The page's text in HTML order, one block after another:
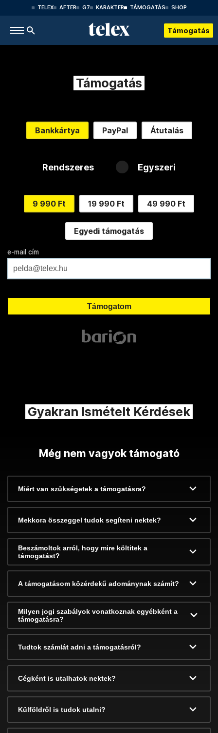
TELEX AFTER G7 KARAKTER TÁMOGATÁS SHOP
Támogatás
Támogatás
Bankkártya PayPal Átutalás
Rendszeres Egyszeri
9 990 Ft 19 990 Ft 49 990 Ft
Egyedi támogatás
e-mail cím
Gyakran Ismételt Kérdések
Még nem vagyok támogató
Miért van szükségetek a támogatásra?
Mekkora összeggel tudok segíteni nektek?
Beszámoltok arról, hogy mire költitek a
támogatást?
A támogatásom közérdekű adománynak számít?
Milyen jogi szabályok vonatkoznak egyébként a
támogatásra?
Tudtok számlát adni a támogatásról?
Cégként is utalhatok nektek?
Külföldről is tudok utalni?